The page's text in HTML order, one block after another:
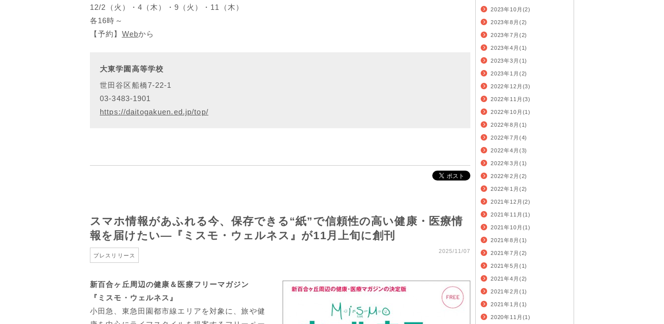
2023年10月(2)
2023年8月(2)
2023年7月(2)
2023年4月(1)
2023年3月(1)
2023年1月(2)
2022年12月(3)
2022年11月(3)
2022年10月(1)
2022年8月(1)
2022年7月(4)
2022年4月(3)
2022年3月(1)
2022年2月(2)
2022年1月(2)
2021年12月(2)
2021年11月(1)
2021年10月(1)
2021年8月(1)
2021年7月(2)
2021年5月(1)
2021年4月(2)
2021年2月(1)
2021年1月(1)
2020年11月(1)
12/2（火）・4（木）・9（火）・11（木）
各16時～
【予約】 Webから
大東学園高等学校
世田谷区船橋7-22-1
03-3483-1901
https://daitogakuen.ed.jp/top/
スマホ情報があふれる今、保存できる“紙”で信頼性の高い健康・医療情
報を届けたい―『ミスモ・ウェルネス』が11月上旬に創刊
2025/11/07
プレスリリース
新百合ヶ丘周辺の健康＆医療フリーマガジン
『ミスモ・ウェルネス』
小田急、東急田園都市線エリアを対象に、旅や健